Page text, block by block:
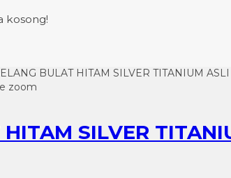
kosong!
BULAT HITAM SILVER TITANIUM
zoom
SILVER